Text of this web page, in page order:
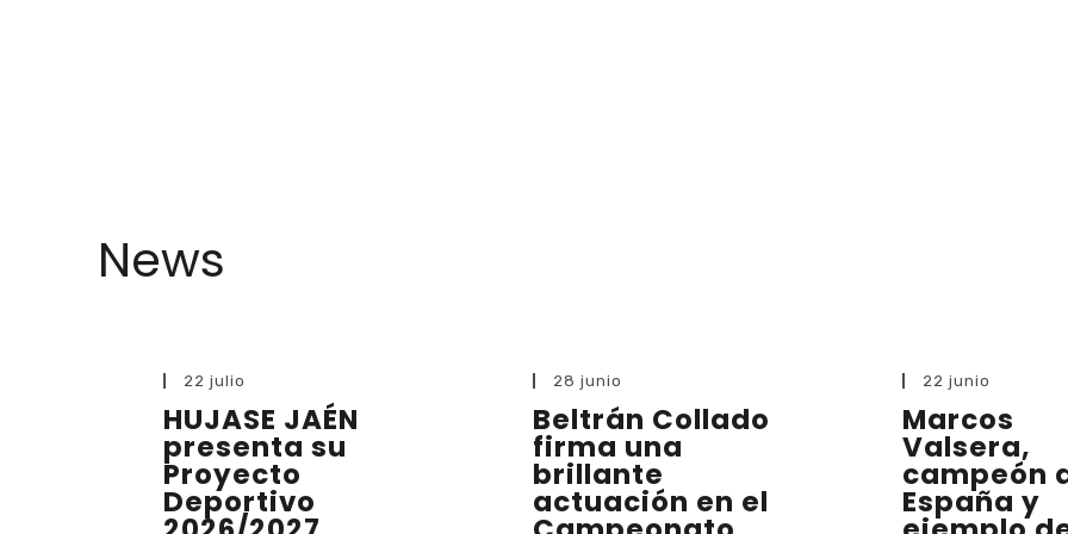
News
22 julio
HUJASE JAÉN
presenta su
Proyecto
Deportivo
28 junio
Beltrán Collado
firma una
brillante
actuación en el
22 junio
Marcos
Valsera,
campeón
España y